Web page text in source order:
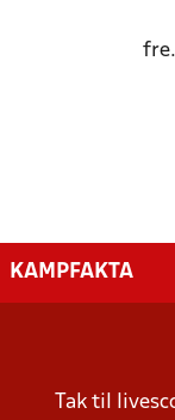
KAMPFAKTA
Tak til